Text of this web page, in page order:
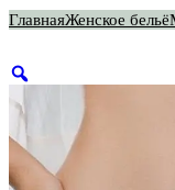
ГлавнаяЖенское бельё